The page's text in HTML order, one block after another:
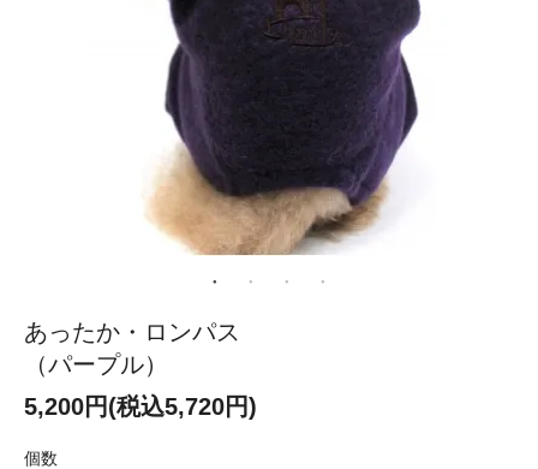
あったか・ロンパス
（パープル）
5,200円(税込5,720円)
個数